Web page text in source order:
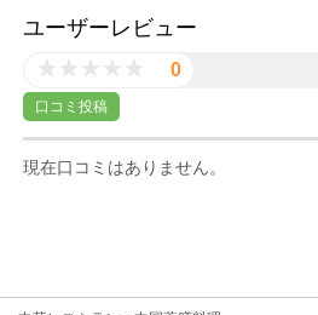
ユーザーレビュー
0
口コミ投稿
現在口コミはありません。